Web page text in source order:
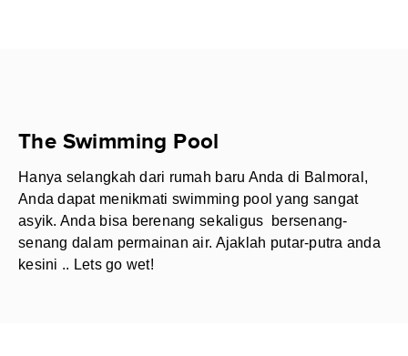
The Swimming Pool
Hanya selangkah dari rumah baru Anda di Balmoral,
Anda dapat menikmati swimming pool yang sangat
asyik. Anda bisa berenang sekaligus bersenang-
senang dalam permainan air. Ajaklah putar-putra anda
kesini .. Lets go wet!